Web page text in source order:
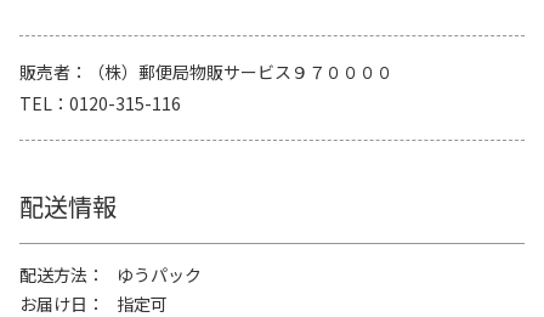
販売者
（株）郵便局物販サービス９７００００
TEL
0120-315-116
配送情報
配送方法
ゆうパック
お届け日
指定可